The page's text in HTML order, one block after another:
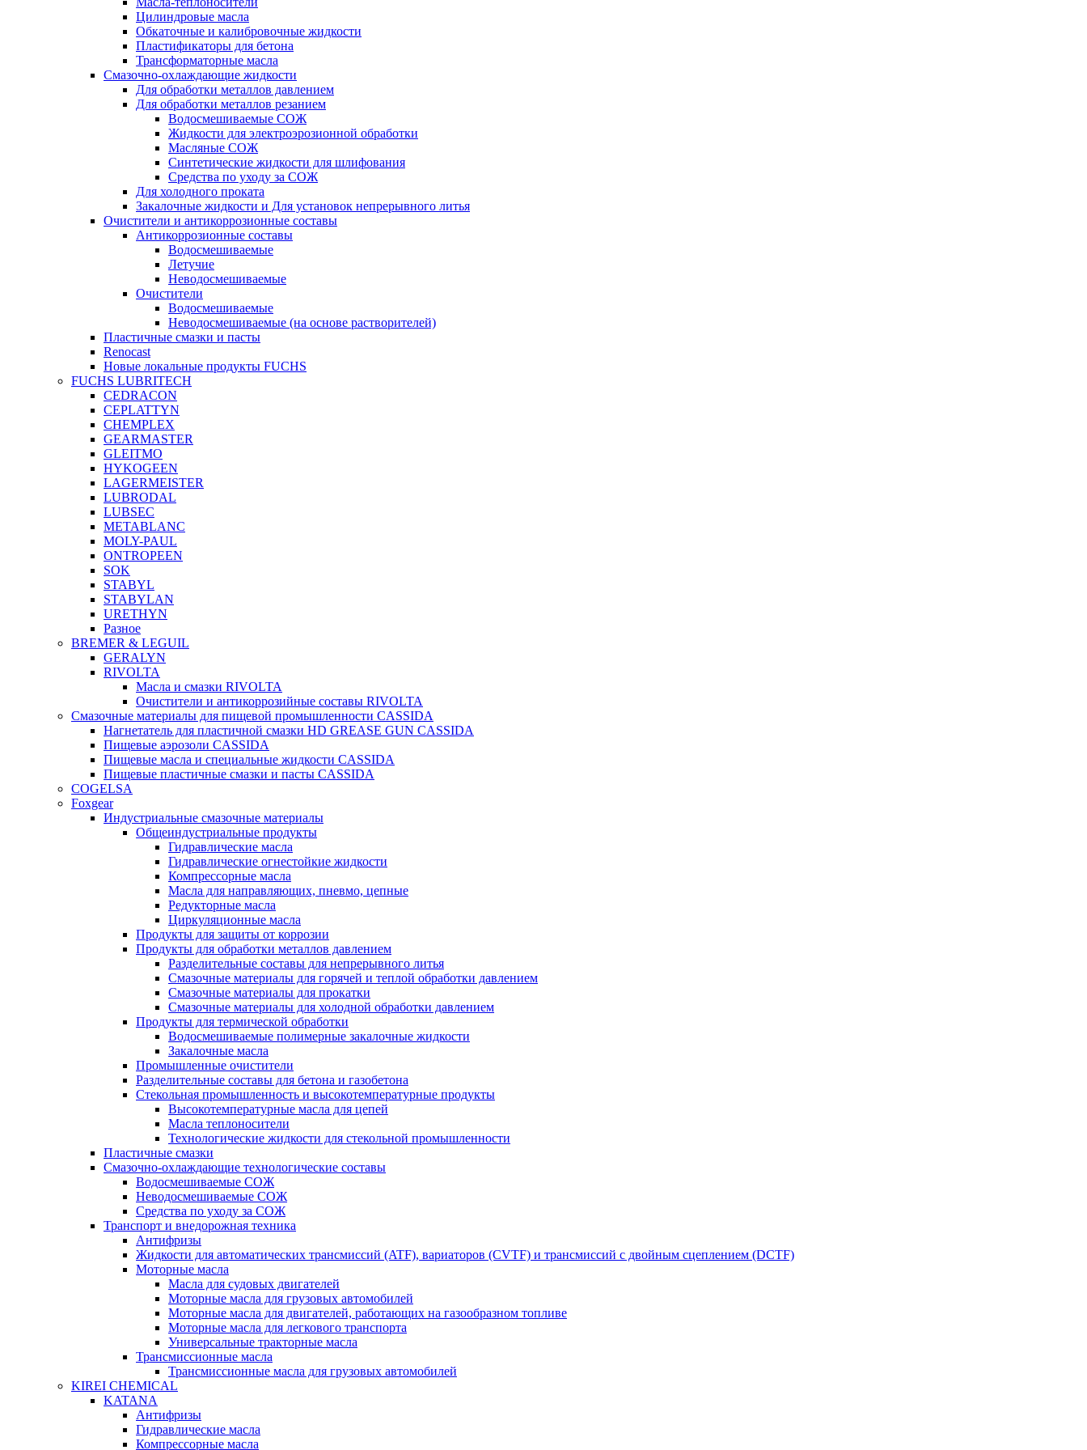
Цилиндровые масла
Обкаточные и калибровочные жидкости
Пластификаторы для бетона
Трансформаторные масла
Смазочно-охлаждающие жидкости
Для обработки металлов давлением
Для обработки металлов резанием
Водосмешиваемые СОЖ
Жидкости для электроэрозионной обработки
Масляные СОЖ
Синтетические жидкости для шлифования
Средства по уходу за СОЖ
Для холодного проката
Закалочные жидкости и Для установок непрерывного литья
Очистители и антикоррозионные составы
Антикоррозионные составы
Водосмешиваемые
Летучие
Неводосмешиваемые
Очистители
Водосмешиваемые
Неводосмешиваемые (на основе растворителей)
Пластичные смазки и пасты
Renocast
Новые локальные продукты FUCHS
FUCHS LUBRITECH
CEDRACON
CEPLATTYN
CHEMPLEX
GEARMASTER
GLEITMO
HYKOGEEN
LAGERMEISTER
LUBRODAL
LUBSEC
METABLANC
MOLY-PAUL
ONTROPEEN
SOK
STABYL
STABYLAN
URETHYN
Разное
BREMER & LEGUIL
GERALYN
RIVOLTA
Масла и смазки RIVOLTA
Очистители и антикоррозийные составы RIVOLTA
Смазочные материалы для пищевой промышленности CASSIDA
Нагнетатель для пластичной смазки HD GREASE GUN CASSIDA
Пищевые аэрозоли CASSIDA
Пищевые масла и специальные жидкости CASSIDA
Пищевые пластичные смазки и пасты CASSIDA
COGELSA
Foxgear
Индустриальные смазочные материалы
Общеиндустриальные продукты
Гидравлические масла
Гидравлические огнестойкие жидкости
Компрессорные масла
Масла для направляющих, пневмо, цепные
Редукторные масла
Циркуляционные масла
Продукты для защиты от коррозии
Продукты для обработки металлов давлением
Разделительные составы для непрерывного литья
Смазочные материалы для горячей и теплой обработки давлением
Смазочные материалы для прокатки
Смазочные материалы для холодной обработки давлением
Продукты для термической обработки
Водосмешиваемые полимерные закалочные жидкости
Закалочные масла
Промышленные очистители
Разделительные составы для бетона и газобетона
Стекольная промышленность и высокотемпературные продукты
Высокотемпературные масла для цепей
Масла теплоносители
Технологические жидкости для стекольной промышленности
Пластичные смазки
Смазочно-охлаждающие технологические составы
Водосмешиваемые СОЖ
Неводосмешиваемые СОЖ
Средства по уходу за СОЖ
Транспорт и внедорожная техника
Антифризы
Жидкости для автоматических трансмиссий (ATF), вариаторов (CVTF) и трансмиссий с двойным сцеплением (DCTF)
Моторные масла
Масла для судовых двигателей
Моторные масла для грузовых автомобилей
Моторные масла для двигателей, работающих на газообразном топливе
Моторные масла для легкового транспорта
Универсальные тракторные масла
Трансмиссионные масла
Трансмиссионные масла для грузовых автомобилей
KIREI CHEMICAL
KATANA
Антифризы
Гидравлические масла
Компрессорные масла